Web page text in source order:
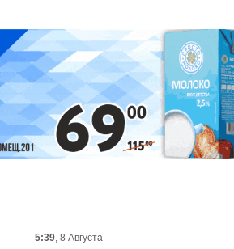
5:39, 8 Августа